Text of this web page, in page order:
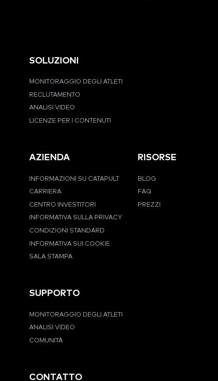
SOLUZIONI
MONITORAGGIO DEGLI ATLETI
RECLUTAMENTO
ANALISI VIDEO
LICENZE PER I CONTENUTI
AZIENDA
INFORMAZIONI SU CATAPULT
CARRIERA
CENTRO INVESTITORI
INFORMATIVA SULLA PRIVACY
CONDIZIONI STANDARD
INFORMATIVA SUI COOKIE
SALA STAMPA
RISORSE
BLOG
FAQ
PREZZI
SUPPORTO
MONITORAGGIO DEGLI ATLETI
ANALISI VIDEO
COMUNITÀ
CONTATTO